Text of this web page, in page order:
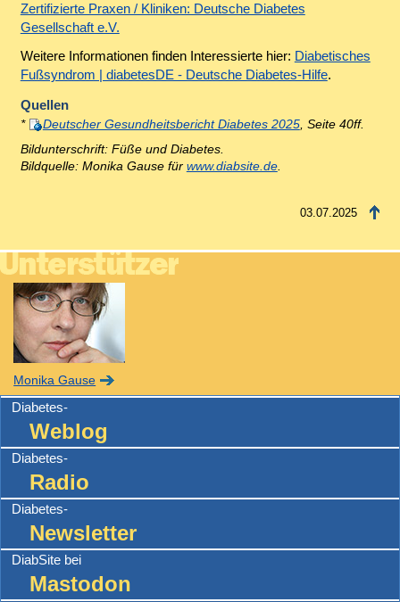
Zertifizierte Praxen / Kliniken: Deutsche Diabetes
Gesellschaft e.V.
Weitere Informationen finden Interessierte hier: Diabetisches
Fußsyndrom | diabetesDE - Deutsche Diabetes-Hilfe.
Quellen
* Deutscher Gesundheitsbericht Diabetes 2025, Seite 40ff.
Bildunterschrift: Füße und Diabetes.
Bildquelle: Monika Gause für www.diabsite.de.
03.07.2025
Monika Gause
Diabetes-
Weblog
Diabetes-
Radio
Diabetes-
Newsletter
DiabSite bei
Mastodon